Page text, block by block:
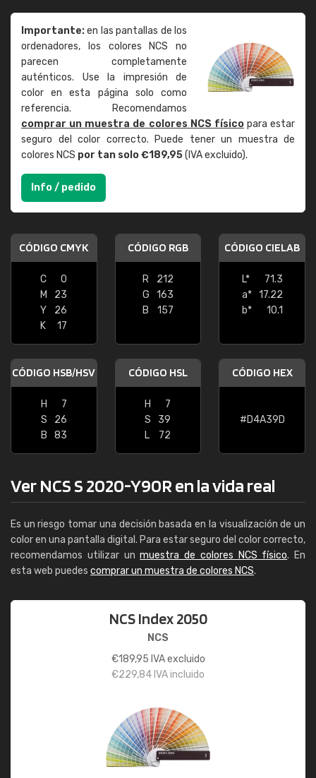
Importante:en las pantallas de los
ordenadores, los colores NCS no
parecen completamente
auténticos. Use la impresión de
color en esta página solo como
referencia. Recomendamos
comprar un muestra de colores NCS físicopara estar
seguro del color correcto. Puede tener un muestra de
colores NCS por tan solo €189,95(IVA excluido).
Info / pedido
CÓDIGO CMYK
C
0
M
23
Y
26
K
17
CÓDIGO RGB
R
212
G
163
B
157
CÓDIGO CIELAB
L*
71.3
a*
17.22
b*
10.1
CÓDIGO HSB/HSV
H
7
S
26
B
83
CÓDIGO HSL
H
7
S
39
L
72
CÓDIGO HEX
#D4A39D
Ver NCS S 2020-Y90R en la vida real
Es un riesgo tomar una decisión basada en la visualización de un
color en una pantalla digital. Para estar seguro del color correcto,
recomendamos utilizar unmuestra de colores NCS físico. En
esta web puedes comprar un muestra de colores NCS.
NCS Index 2050
NCS
€189,95 IVA excluido
€229,84 IVA incluido